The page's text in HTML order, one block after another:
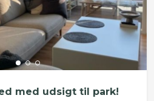
med udsigt til park!